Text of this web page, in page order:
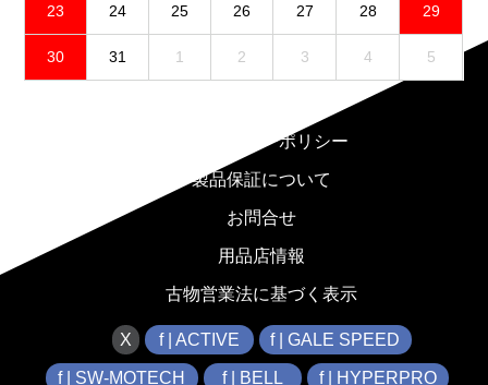
23 24 25 26 27 28 29
30 31 1 2 3 4 5
プライバシーポリシー
製品保証について
お問合せ
用品店情報
古物営業法に基づく表示
X f | ACTIVE f | GALE SPEED
f | SW-MOTECH f | BELL f | HYPERPRO